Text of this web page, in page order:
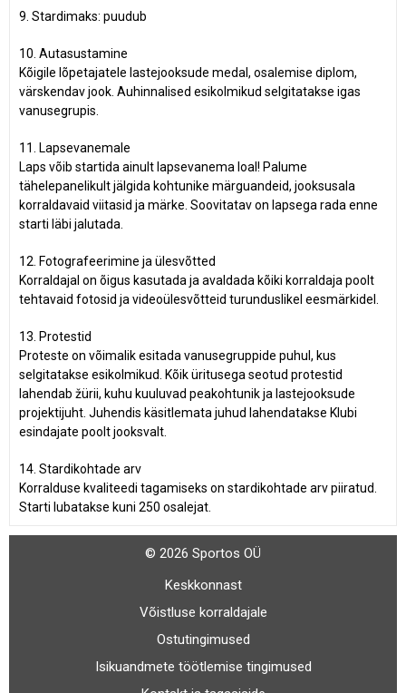
9. Stardimaks: puudub
10. Autasustamine
Kõigile lõpetajatele lastejooksude medal, osalemise diplom,
värskendav jook. Auhinnalised esikolmikud selgitatakse igas
vanusegrupis.
11. Lapsevanemale
Laps võib startida ainult lapsevanema loal! Palume
tähelepanelikult jälgida kohtunike märguandeid, jooksusala
korraldavaid viitasid ja märke. Soovitatav on lapsega rada enne
starti läbi jalutada.
12. Fotografeerimine ja ülesvõtted
Korraldajal on õigus kasutada ja avaldada kõiki korraldaja poolt
tehtavaid fotosid ja videoülesvõtteid turunduslikel eesmärkidel.
13. Protestid
Proteste on võimalik esitada vanusegruppide puhul, kus
selgitatakse esikolmikud. Kõik üritusega seotud protestid
lahendab žürii, kuhu kuuluvad peakohtunik ja lastejooksude
projektijuht. Juhendis käsitlemata juhud lahendatakse Klubi
esindajate poolt jooksvalt.
14. Stardikohtade arv
Korralduse kvaliteedi tagamiseks on stardikohtade arv piiratud.
Starti lubatakse kuni 250 osalejat.
© 2026 Sportos OÜ
Keskkonnast
Võistluse korraldajale
Ostutingimused
Isikuandmete töötlemise tingimused